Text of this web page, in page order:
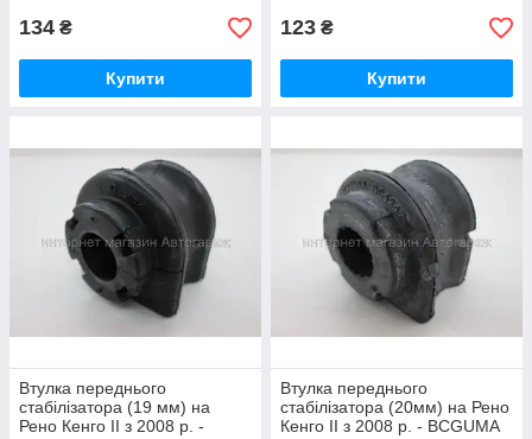
134 ₴
Купити
123 ₴
Купити
Втулка переднього
стабілізатора (19 мм) на
Рено Кенго II з 2008 р. -
Втулка переднього
стабілізатора (20мм) на Рено
Кенго II з 2008 р. - BCGUMA